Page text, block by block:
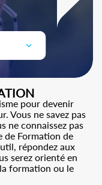
pour devenir
Vous ne savez pas
ne connaissez pas
de Formation de
répondez aux
serez orienté en
formation ou le